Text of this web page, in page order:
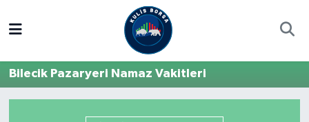
Bilecik Pazaryeri Namaz Vakitleri
Hisse Yorumu
Trafik Durumu